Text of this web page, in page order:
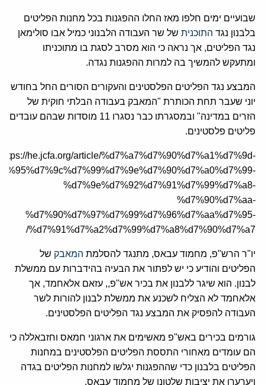
שבועיים ימים חלפו מאז החלו ההפגנות בכל מחנות הפליטים
בלבנון נגד התוכנית של שר העבודה הלבנוני כמיל אבו סולימאן
נגד הפליטים, אך נראה כי הוא מסרב לסגת בו מתוכניתו
ומתעקש להמשיך בה למרות ההפגנות נגדה.
המבצע נגד הפליטים הפלסטינים והעקורים הסורים החל בחודש
יוני שעבר תחת הכותרת "המאבק בעבודה הבלתי חוקית של
הזרים במדינה" ובמסגרתו כבר נסגרו 11 מוסדות שבהם עובדים
פליטים פלסטינים.
https://he.jcfa.org/article/%d7%a7%d7%90%d7%a1%d7%9d-
%d7%9e%d7%92%d7%91%d7%99%d7%a8-
%d7%90%d7%aa-
%d7%90%d7%97%d7%99%d7%96%d7%aa%d7%95-
%d7%91%d7%a2%d7%99%d7%a8%d7%90%d7%a7/
יו"ר הרש"פ, מחמוד עבאס, מתנגד להסלמת המאבק של
הפליטים והודיע כי יש לפתור את הבעיה בהידברות עם ממשלת
לבנון. הוא שיגר ללבנון את בכיר אש"פ,, עזאם אלאחמד, אך
אלאחמד לא הצליח לשכנע את ממשלת לבנון להורות לשר
העבודה להפסיק את המבצע נגד הפליטים הפלסטינים.
גורמים בכירים באש"פ מאשימים את ארגוני חמאס וחזבאללה כי
הם עומדים מאחורי התססת הפליטים הפלסטינים במחנות
הפליטים בלבנון כדי שההפגנות יגלשו למחנות הפליטים בגדה
ויערערו את יציבות שלטונו של מחמוד עבאס.